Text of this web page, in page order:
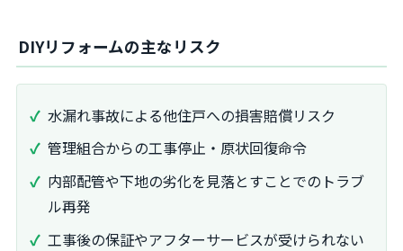
DIYリフォームの主なリスク
水漏れ事故による他住戸への損害賠償リスク
管理組合からの工事停止・原状回復命令
内部配管や下地の劣化を見落とすことでのトラブ
ル再発
工事後の保証やアフターサービスが受けられない